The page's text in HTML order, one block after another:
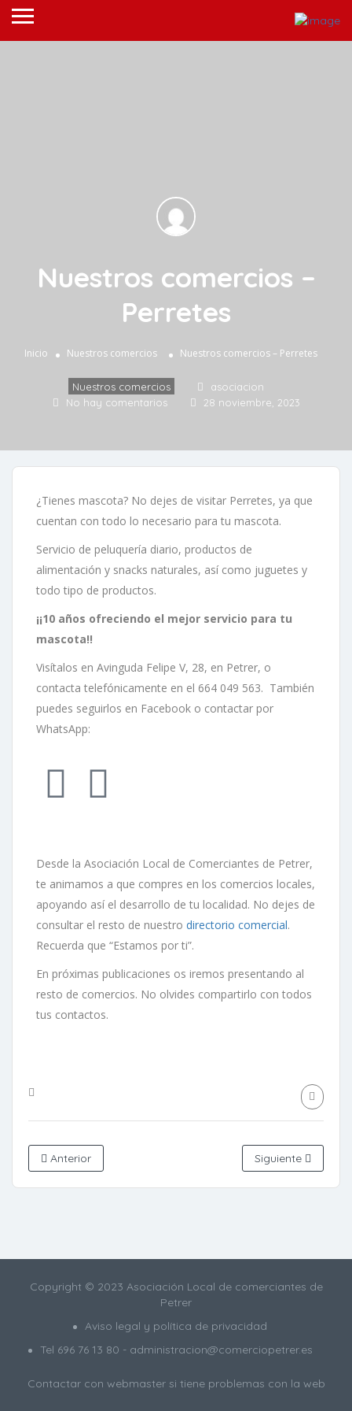
Nuestros comercios –
Perretes
Inicio Nuestros comercios Nuestros comercios – Perretes
Nuestros comercios asociacion
No hay comentarios 28 noviembre, 2023
¿Tienes mascota? No dejes de visitar Perretes, ya que
cuentan con todo lo necesario para tu mascota.
Servicio de peluquería diario, productos de
alimentación y snacks naturales, así como juguetes y
todo tipo de productos.
¡¡10 años ofreciendo el mejor servicio para tu
mascota!!
Visítalos en Avinguda Felipe V, 28, en Petrer, o
contacta telefónicamente en el 664 049 563. También
puedes seguirlos en Facebook o contactar por
WhatsApp:
Desde la Asociación Local de Comerciantes de Petrer,
te animamos a que compres en los comercios locales,
apoyando así el desarrollo de tu localidad. No dejes de
consultar el resto de nuestro directorio comercial.
Recuerda que “Estamos por ti”.
En próximas publicaciones os iremos presentando al
resto de comercios. No olvides compartirlo con todos
tus contactos.
Anterior Siguiente
Copyright © 2023 Asociación Local de comerciantes de
Petrer
Aviso legal y política de privacidad
Tel 696 76 13 80 - administracion@comerciopetrer.es
Contactar con webmaster si tiene problemas con la web